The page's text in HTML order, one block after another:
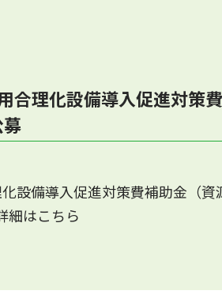
合理化設備導入促進対策
設備導入促進対策費補助金（
はこちら